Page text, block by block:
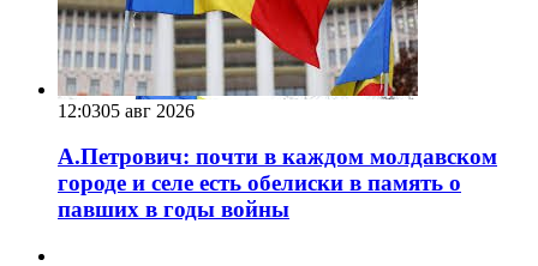
12:0305 авг 2026
А.Петрович: почти в каждом молдавском
городе и селе есть обелиски в память о
павших в годы войны